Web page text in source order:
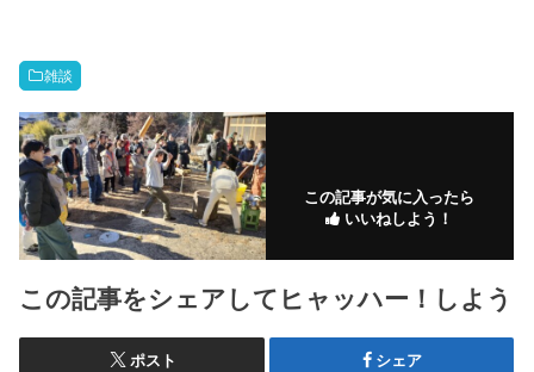
雑談
この記事が気に入ったら
いいねしよう！
この記事をシェアしてヒャッハー！しよう
ポスト シェア